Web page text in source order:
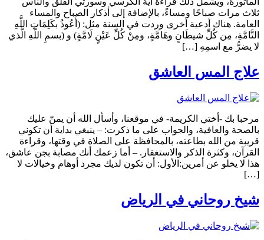
ثلاث مرات صباحًا ومساءً، بالإضافة إلى أذكار الصباح والمساء
العامة. هناك أدعية أخرى وردت في السنة مثل: (أَعُوذُ بكَلِمَاتِ اللَّهِ
التَّامَّةِ، مِن كُلِّ شيطَانٍ وهَامَّةٍ، ومِنْ كُلِّ عَيْنٍ لَامَّةٍ) و (بسمِ اللَّهِ الَّذي
لا يضرُّ مع اسمِهِ […]
علاج المس العاشق
مرحبا بك -أختي الكريمة- في موقعنا، وأسأل الله أن يمنّ عليك
بالصحة والعافية، والجواب على ما ذكرت: – ينبغي بداية أن تكوني
قريبة من الله بطاعته، بالمحافظة على الصلاة في وقتها، وقراءة
القرآن، وكثرة الذكر والاستغفار. – أما زعمك أنك مصابة بجن عاشق،
هذا لا يخلو عن أمرين:الأول: أن تكون لديك مجرد أوهام وخيالات لا
[…]
شيخ روحاني في الرياض